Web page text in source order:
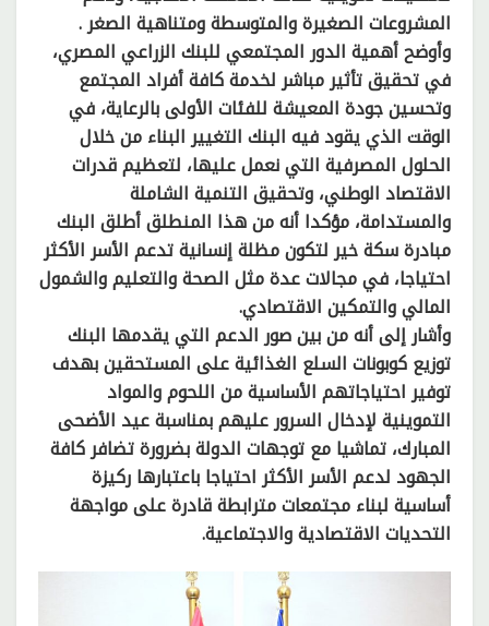
المشروعات الصغيرة والمتوسطة ومتناهية الصغر .
وأوضح أهمية الدور المجتمعي للبنك الزراعي المصري،
في تحقيق تأثير مباشر لخدمة كافة أفراد المجتمع
وتحسين جودة المعيشة للفئات الأولى بالرعاية، في
الوقت الذي يقود فيه البنك التغيير البناء من خلال
الحلول المصرفية التي نعمل عليها، لتعظيم قدرات
الاقتصاد الوطني، وتحقيق التنمية الشاملة
والمستدامة، مؤكدا أنه من هذا المنطلق أطلق البنك
مبادرة سكة خير لتكون مظلة إنسانية تدعم الأسر الأكثر
احتياجا، في مجالات عدة مثل الصحة والتعليم والشمول
المالي والتمكين الاقتصادي.
وأشار إلى أنه من بين صور الدعم التي يقدمها البنك
توزيع كوبونات السلع الغذائية على المستحقين بهدف
توفير احتياجاتهم الأساسية من اللحوم والمواد
التموينية لإدخال السرور عليهم بمناسبة عيد الأضحى
المبارك، تماشيا مع توجهات الدولة بضرورة تضافر كافة
الجهود لدعم الأسر الأكثر احتياجا باعتبارها ركيزة
أساسية لبناء مجتمعات مترابطة قادرة على مواجهة
التحديات الاقتصادية والاجتماعية.